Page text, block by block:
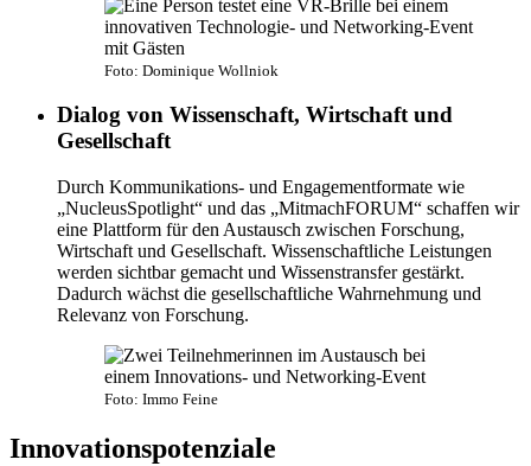
Foto: Dominique Wollniok
Dialog von Wissenschaft, Wirtschaft und
Gesellschaft
Durch Kommunikations- und Engagementformate wie
„NucleusSpotlight“ und das „MitmachFORUM“ schaffen wir
eine Plattform für den Austausch zwischen Forschung,
Wirtschaft und Gesellschaft. Wissenschaftliche Leistungen
werden sichtbar gemacht und Wissenstransfer gestärkt.
Dadurch wächst die gesellschaftliche Wahrnehmung und
Relevanz von Forschung.
Foto: Immo Feine
Innovationspotenziale